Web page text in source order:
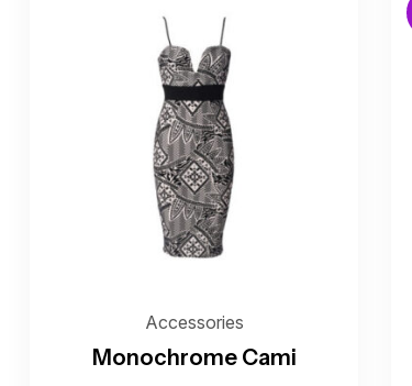
Accessories
Monochrome Cami